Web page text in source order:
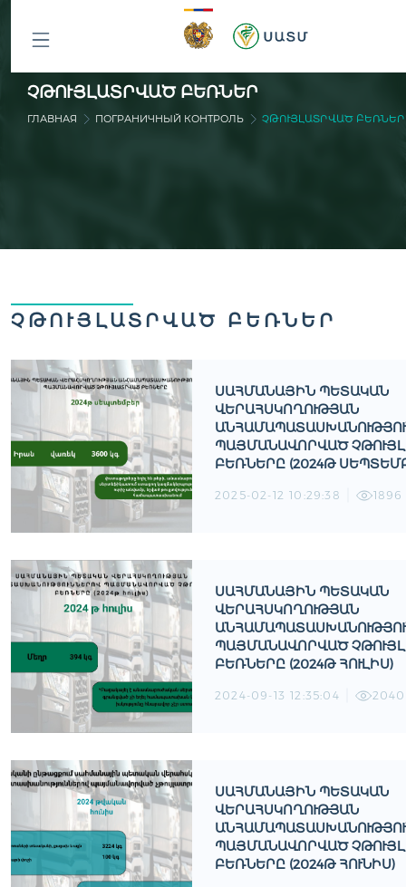
ԲՈԼՈՐ
ԲԱԺԻՆՆԵՐԸ
ՉԹՈՒՅԼԱՏՐՎԱԾ ԲԵՌՆԵՐ
ГЛАВНАЯ ПОГРАНИЧНЫЙ КОНТРОЛЬ ՉԹՈՒՅԼԱՏՐՎԱԾ ԲԵՌՆԵՐ
ՉԹՈՒՅԼԱՏՐՎԱԾ ԲԵՌՆԵՐ
ՍԱՀՄԱՆԱՅԻՆ ՊԵՏԱԿԱՆ
ՎԵՐԱՀՍԿՈՂՈՒԹՅԱՆ
ՊԱՅՄԱՆԱՎՈՐՎԱԾ
ԲԵՌՆԵՐԸ (2024Թ
2025-02-12 10:29:38 1896
ՍԱՀՄԱՆԱՅԻՆ ՊԵՏԱԿԱՆ
ՎԵՐԱՀՍԿՈՂՈՒԹՅԱՆ
ՊԱՅՄԱՆԱՎՈՐՎԱԾ
ԲԵՌՆԵՐԸ (2024Թ ՀՈՒԼԻՍ)
2024-09-13 12:35:04 2040
ՍԱՀՄԱՆԱՅԻՆ ՊԵՏԱԿԱՆ
ՎԵՐԱՀՍԿՈՂՈՒԹՅԱՆ
ՊԱՅՄԱՆԱՎՈՐՎԱԾ
ԲԵՌՆԵՐԸ (2024Թ ՀՈՒՆԻՍ)